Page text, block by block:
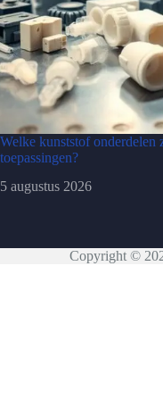
Welke kunststof
toepassingen?
5 augustus 2026
Copyright ©